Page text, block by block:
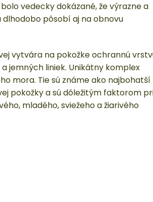
vedecky dokázané, že výrazne a
pôsobí aj na obnovu
vytvára na pokožke ochrannú
jemných liniek. Unikátny komplex
mora. Tie sú známe ako najbohatší
pokožky a sú dôležitým faktorom
mladého, sviežeho a žiarivého